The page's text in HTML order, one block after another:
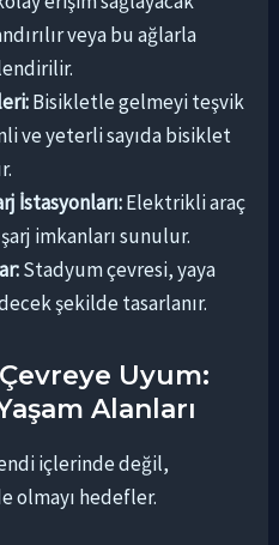
veya bu ağlarla
Bisikletle gelmeyi teşvik
ve yeterli sayıda bisiklet
İstasyonları:Elektrikli araç
imkanları sunulur.
Stadyum çevresi, yaya
şekilde tasarlanır.
Uyum:
Alanları
içlerinde değil,
olmayı hedefler.